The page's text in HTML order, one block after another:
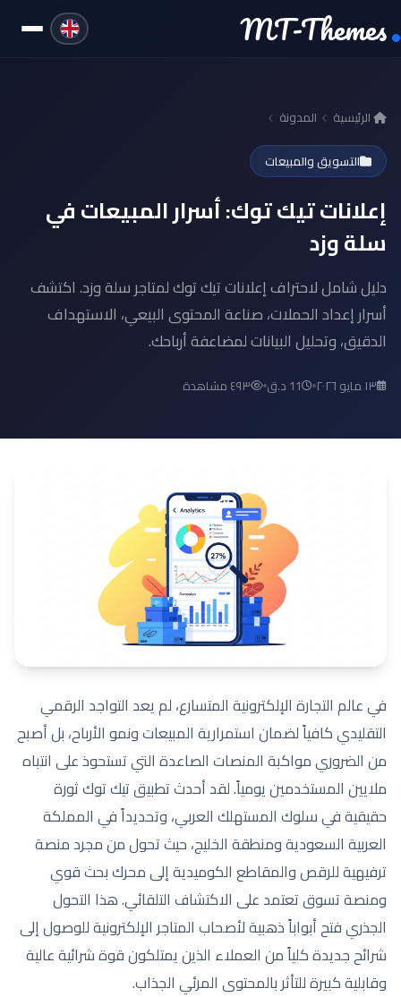
MT-Themes
الرئيسية المدونة
التسويق والمبيعات
إعلانات تيك توك: أسرار المبيعات في
سلة وزد
دليل شامل لاحتراف إعلانات تيك توك لمتاجر سلة وزد. اكتشف
أسرار إعداد الحملات، صناعة المحتوى البيعي، الاستهداف
الدقيق، وتحليل البيانات لمضاعفة أرباحك.
١٣ مايو ٢٠٢٦ 11 د.ق ٤٩٣ مشاهدة
في عالم التجارة الإلكترونية المتسارع، لم يعد التواجد الرقمي
التقليدي كافياً لضمان استمرارية المبيعات ونمو الأرباح، بل أصبح
من الضروري مواكبة المنصات الصاعدة التي تستحوذ على انتباه
ملايين المستخدمين يومياً. لقد أحدث تطبيق تيك توك ثورة
حقيقية في سلوك المستهلك العربي، وتحديداً في المملكة
العربية السعودية ومنطقة الخليج، حيث تحول من مجرد منصة
ترفيهية للرقص والمقاطع الكوميدية إلى محرك بحث قوي
ومنصة تسوق تعتمد على الاكتشاف التلقائي. هذا التحول
الجذري فتح أبواباً ذهبية لأصحاب المتاجر الإلكترونية للوصول إلى
شرائح جديدة كلياً من العملاء الذين يمتلكون قوة شرائية عالية
وقابلية كبيرة للتأثر بالمحتوى المرئي الجذاب.